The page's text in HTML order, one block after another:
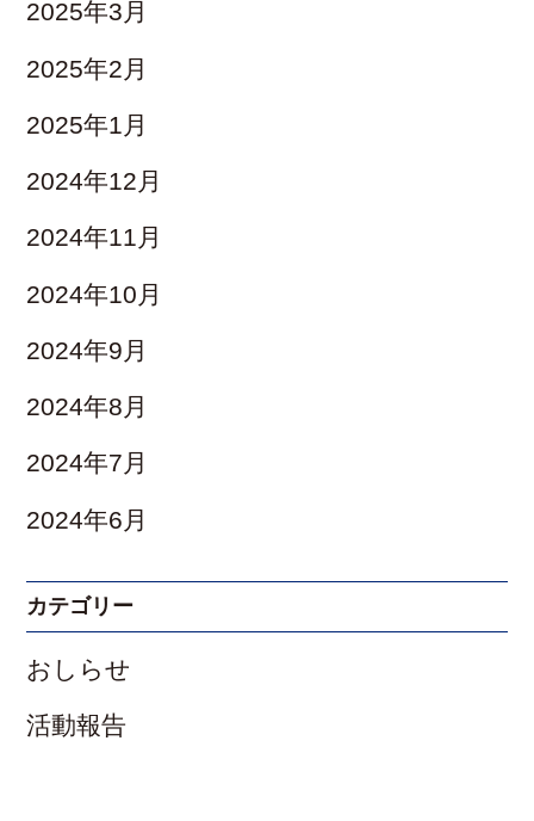
2025年3月
2025年2月
2025年1月
2024年12月
2024年11月
2024年10月
2024年9月
2024年8月
2024年7月
2024年6月
カテゴリー
おしらせ
活動報告